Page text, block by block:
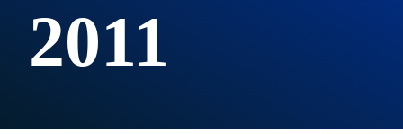
2011